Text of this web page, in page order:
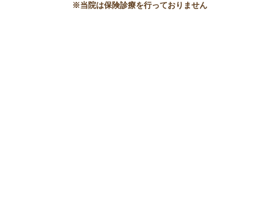
※当院は保険診療を行っておりません